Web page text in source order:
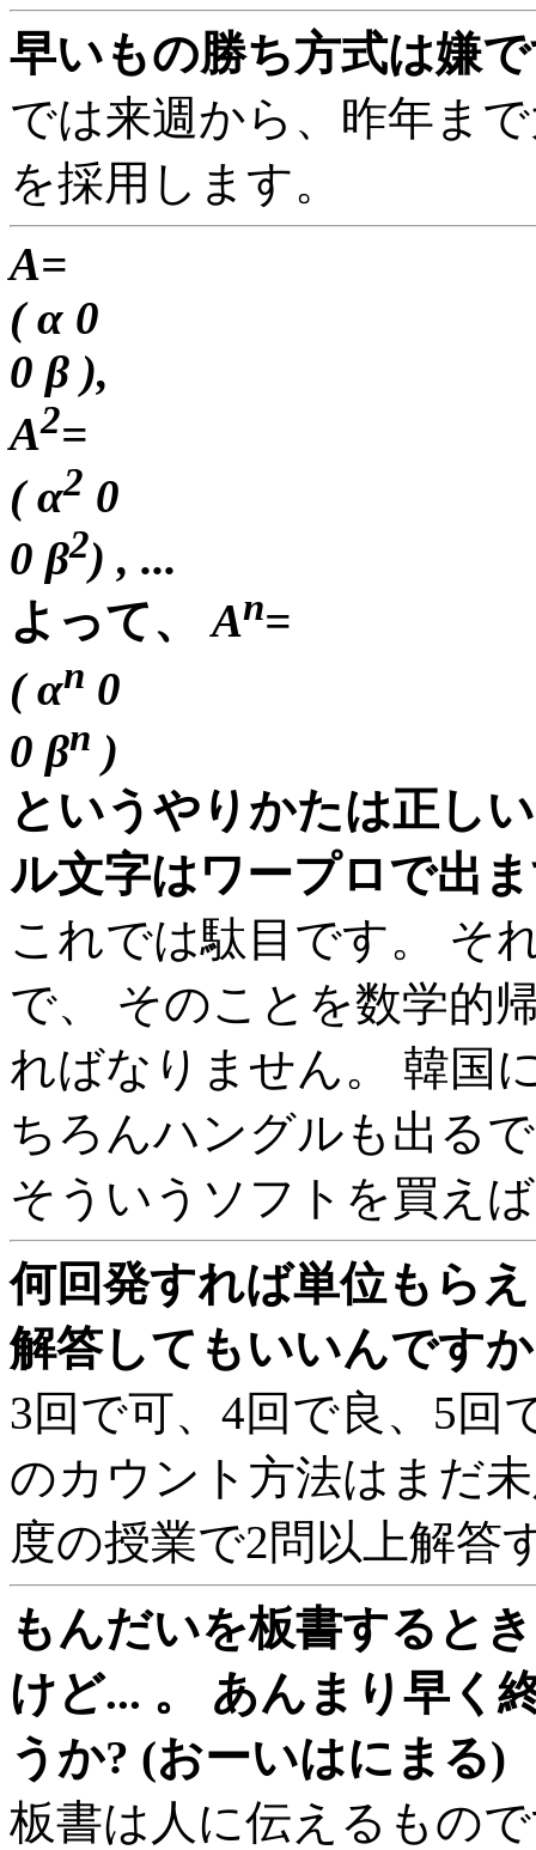
早いもの勝ち方式は嫌
では来週から、昨年ま
を採用します。
A=
( α 0
0 β ),
A2=
( α2 0
0 β2) , ...
よって、An=
( αn 0
0 βn )
というやりかたは正し
ル文字はワープロで出
これでは駄目です。 そ
で、 そのことを数学的
ればなりません。 韓国
ちろんハングルも出る
そういうソフトを買え
何回発すれば単位もら
解答してもいいんです
3回で可、4回で良、5回
のカウント方法はまだ
度の授業で2問以上解答
もんだいを板書すると
けど... 。 あんまり早く
うか? (おーいはにまる)
板書は人に伝えるもの